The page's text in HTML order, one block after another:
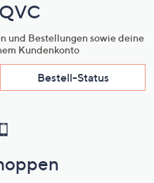
und Bestellungen sowie deine
Kundenkonto
Bestell-Status